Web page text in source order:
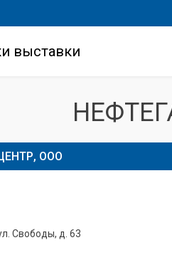
выставки
ООО
Свободы, д. 63